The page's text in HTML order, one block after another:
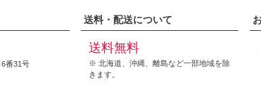
番31号
送料・配送について
送料無料
※ 北海道、沖縄、離島など一部地域を除
きます。